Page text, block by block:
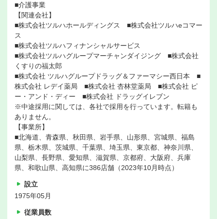
■介護事業
【関連会社】
■株式会社ツルハホールディングス ■株式会社ツルハeコマー
ス
■株式会社ツルハフィナンシャルサービス
■株式会社ツルハグループマーチャンダイジング ■株式会社
くすりの福太郎
■株式会社 ツルハグループドラッグ＆ファーマシー西日本 ■
株式会社 レデイ薬局 ■株式会社 杏林堂薬局 ■株式会社 ピ
ー・アンド・ディー ■株式会社 ドラッグイレブン
※中途採用に関しては、各社で採用を行っています。転籍も
ありません。
【事業所】
■北海道、青森県、秋田県、岩手県、山形県、宮城県、福島
県、栃木県、茨城県、千葉県、埼玉県、東京都、神奈川県、
山梨県、長野県、愛知県、滋賀県、京都府、大阪府、兵庫
県、和歌山県、高知県に386店舗（2023年10月時点）
設立
1975年05月
従業員数